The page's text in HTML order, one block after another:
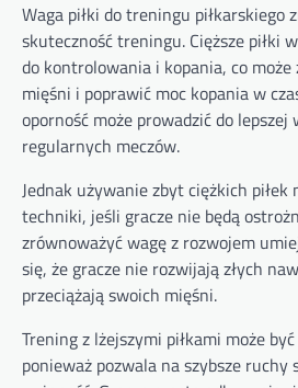
Waga piłki do treningu piłkarskiego
skuteczność treningu. Cięższe piłki
do kontrolowania i kopania, co
mięśni i poprawić moc kopania w
oporność może prowadzić do lepszej
regularnych meczów.
Jednak używanie zbyt ciężkich piłek
techniki, jeśli gracze nie będą
zrównoważyć wagę z rozwojem
się, że gracze nie rozwijają złych
przeciążają swoich mięśni.
Trening z lżejszymi piłkami może
ponieważ pozwala na szybsze ruchy